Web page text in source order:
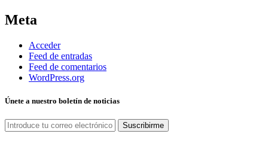
Meta
Acceder
Feed de entradas
Feed de comentarios
WordPress.org
Únete a nuestro boletín de noticias